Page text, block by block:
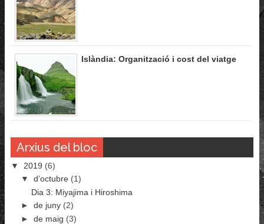
Islàndia: Organització i cost del viatge
Arxius del bloc
▼ 2019 (6)
▼ d’octubre (1)
Dia 3: Miyajima i Hiroshima
► de juny (2)
► de maig (3)